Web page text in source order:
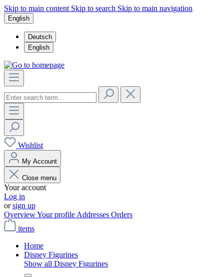
Skip to main content Skip to search Skip to main navigation
English
Deutsch
English
Wishlist
My Account
Close menu
Your account
Log in
orsign up
OverviewYour profile Addresses Orders
items
Home
Disney Figurines
Show all Disney Figurines